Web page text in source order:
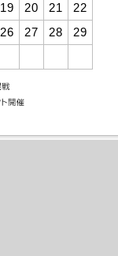
19 20 21
22
26 27 28
29